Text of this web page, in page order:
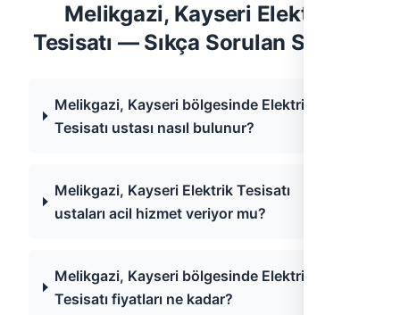
Melikgazi, Kayseri Elektrik
Tesisatı — Sıkça Sorulan Sorular
Melikgazi, Kayseri bölgesinde Elektrik
Tesisatı ustası nasıl bulunur?
Melikgazi, Kayseri Elektrik Tesisatı
ustaları acil hizmet veriyor mu?
Melikgazi, Kayseri bölgesinde Elektrik
Tesisatı fiyatları ne kadar?